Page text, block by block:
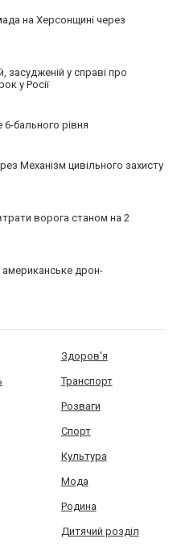
на Херсонщині через
засудженій у справі про
у Росії
бального рівня
Механізм цивільного захисту
ворога станом на 2
американське дрон-
Здоров'я
Транспорт
Розваги
Спорт
Культура
Мода
Родина
Дитячий розділ